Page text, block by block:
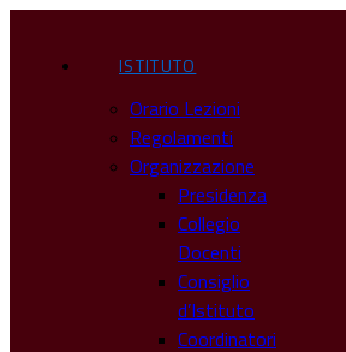
ISTITUTO
Orario Lezioni
Regolamenti
Organizzazione
Presidenza
Collegio
Docenti
Consiglio
d’Istituto
Coordinatori